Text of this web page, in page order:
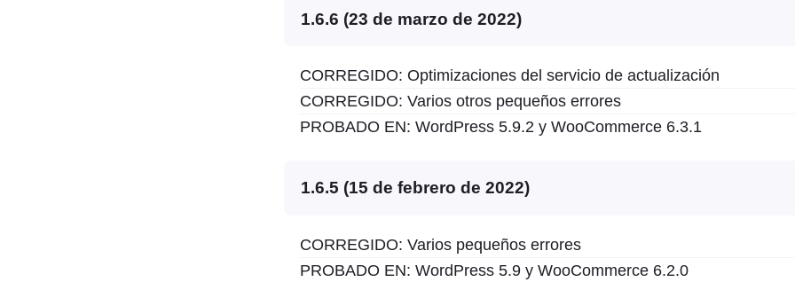
1.6.6 (23 de marzo de 2022)
CORREGIDO: Optimizaciones del servicio de actualización
CORREGIDO: Varios otros pequeños errores
PROBADO EN: WordPress 5.9.2 y WooCommerce 6.3.1
1.6.5 (15 de febrero de 2022)
CORREGIDO: Varios pequeños errores
PROBADO EN: WordPress 5.9 y WooCommerce 6.2.0